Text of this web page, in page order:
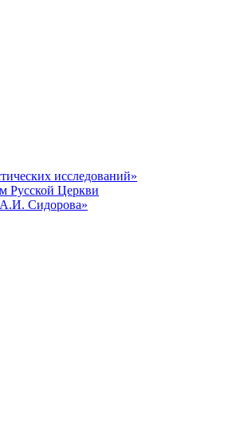
исследований»
Русской Церкви
А.И. Сидорова»